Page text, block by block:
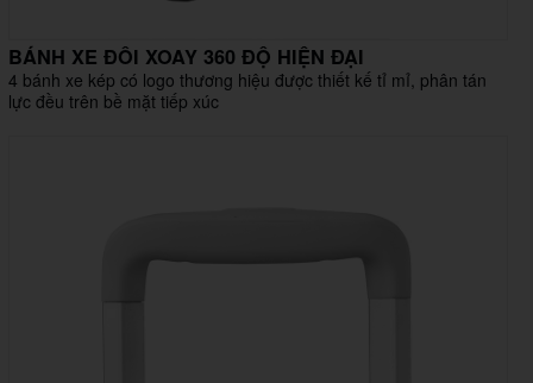
BÁNH XE ĐÔI XOAY 360 ĐỘ HIỆN ĐẠI
4 bánh xe kép có logo thương hiệu được thiết kế tỉ mỉ, phân tán
lực đều trên bề mặt tiếp xúc